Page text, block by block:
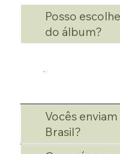
Posso
do álbum?
Vocês
Brasil?